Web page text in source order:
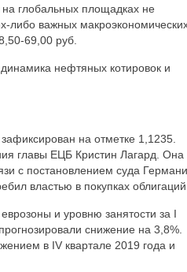
глобальных площадках не
либо важных
69,00 руб.
нефтяных котировок и
на отметке 1,1235.
главы ЕЦБ Кристин Лагард. Она
с постановлением суда
властью в покупках облигаций.
и уровню занятости за I
снижение на 3,8%.
в IV квартале 2019 года и